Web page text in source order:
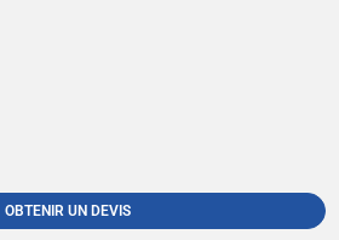
OBTENIR UN DEVIS